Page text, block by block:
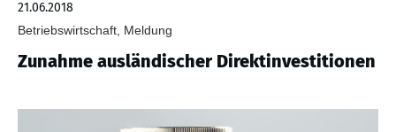
21.06.2018
Betriebswirtschaft, Meldung
Zunahme ausländischer Direktinvestitionen